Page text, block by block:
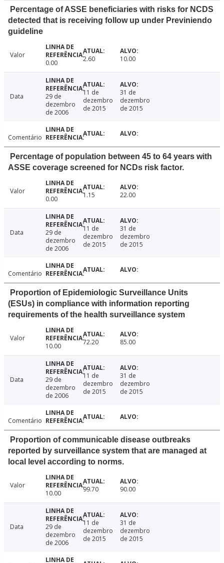
Percentage of ASSE beneficiaries with risks for NCDS
detected that is receiving follow up under Previniendo
guideline
Valor
0.00
2.60 10.00
Data
29 de
dezembro
de 2006
11 de
dezembro
de 2015
31 de
dezembro
de 2015
Comentário
Percentage of population between 45 to 64 years with
ASSE coverage screened for NCDs risk factor.
Valor
0.00
1.15 22.00
Data
29 de
dezembro
de 2006
11 de
dezembro
de 2015
31 de
dezembro
de 2015
Comentário
Proportion of Epidemiologic Surveillance Units
(ESUs) in compliance with information reporting
requirements of the health surveillance system
Valor
10.00
72.20 85.00
Data
29 de
dezembro
de 2006
11 de
dezembro
de 2015
31 de
dezembro
de 2015
Comentário
Proportion of communicable disease outbreaks
reported by surveillance system that are managed at
local level according to norms.
Valor
10.00
99.70 90.00
Data
29 de
dezembro
de 2006
11 de
dezembro
de 2015
31 de
dezembro
de 2015